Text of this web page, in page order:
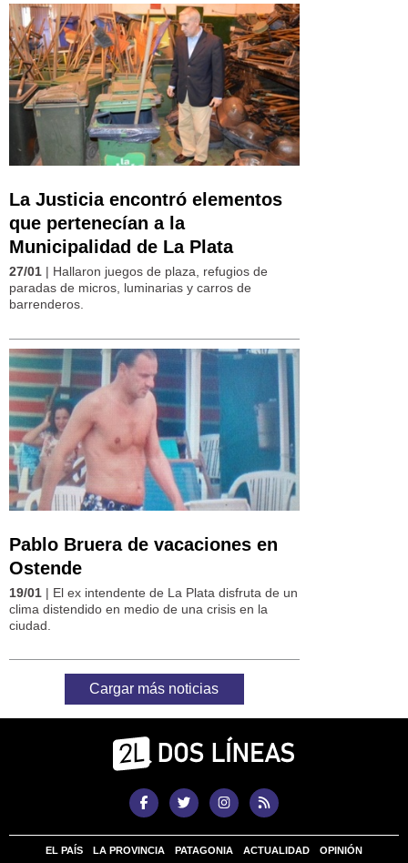
La Justicia encontró elementos
que pertenecían a la
Municipalidad de La Plata
27/01 | Hallaron juegos de plaza, refugios de
paradas de micros, luminarias y carros de
barrenderos.
Pablo Bruera de vacaciones en
Ostende
19/01 | El ex intendente de La Plata disfruta de un
clima distendido en medio de una crisis en la
ciudad.
Cargar más noticias
EL PAÍS LA PROVINCIA PATAGONIA ACTUALIDAD OPINIÓN